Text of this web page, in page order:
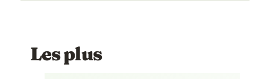
Les plus